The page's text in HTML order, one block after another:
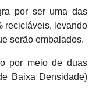
por ser uma das
recicláveis, levando
serão embalados.
por meio de duas
Baixa Densidade)